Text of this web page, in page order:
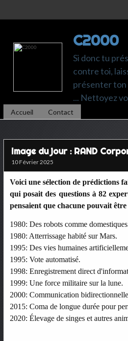
C2000
Si donc tu
contre toi,
présenter ton
... Nettoyez
Accueil Contact
Image du jour : RAND
10 Février 2025
Voici une sélection de prédictions
qui posait des questions à 82
pensaient que chacune pouvait
1980: Des robots comme
1980: Atterrissage habité sur Mars.
1995: Des vies humaines
1995: Vote automatisé.
1998: Enregistrement direct
1999: Une force militaire sur la lune.
2000: Communication
2015: Coma de longue durée pour
2020: Élevage de singes et autres